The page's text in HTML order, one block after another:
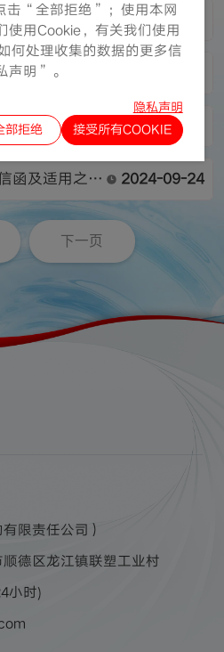
月份之股份
表
2024-12-02
月份之股份
月份之股份发
2024-09-30
函及适用之回
布通知
2024-09-24
下一页
限责任公司）
德区龙江镇联塑工业村
小时)
击“全部拒绝”；使用本网
使用Cookie，有关我们使用
何处理收集的数据的更多信
声明”。
隐私声明
部拒绝
接受所有COOKIE